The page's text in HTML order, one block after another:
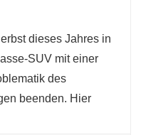
dieses Jahres in
SUV mit einer
des
beenden. Hier